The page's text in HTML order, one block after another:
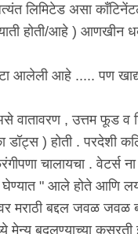
लिमिटेड असा
होती/आहे ) आणखीन
छटा आलेली आहे ..... पण
वातावरण , उत्तम फूड व
डॉट्स ) होती . परदेशी
चालायचा . वेटर्स ना
घेण्यात " आले होते आणि
मराठी बद्दल जवळ जवळ
मेन्यू बदलण्याच्या कसरती